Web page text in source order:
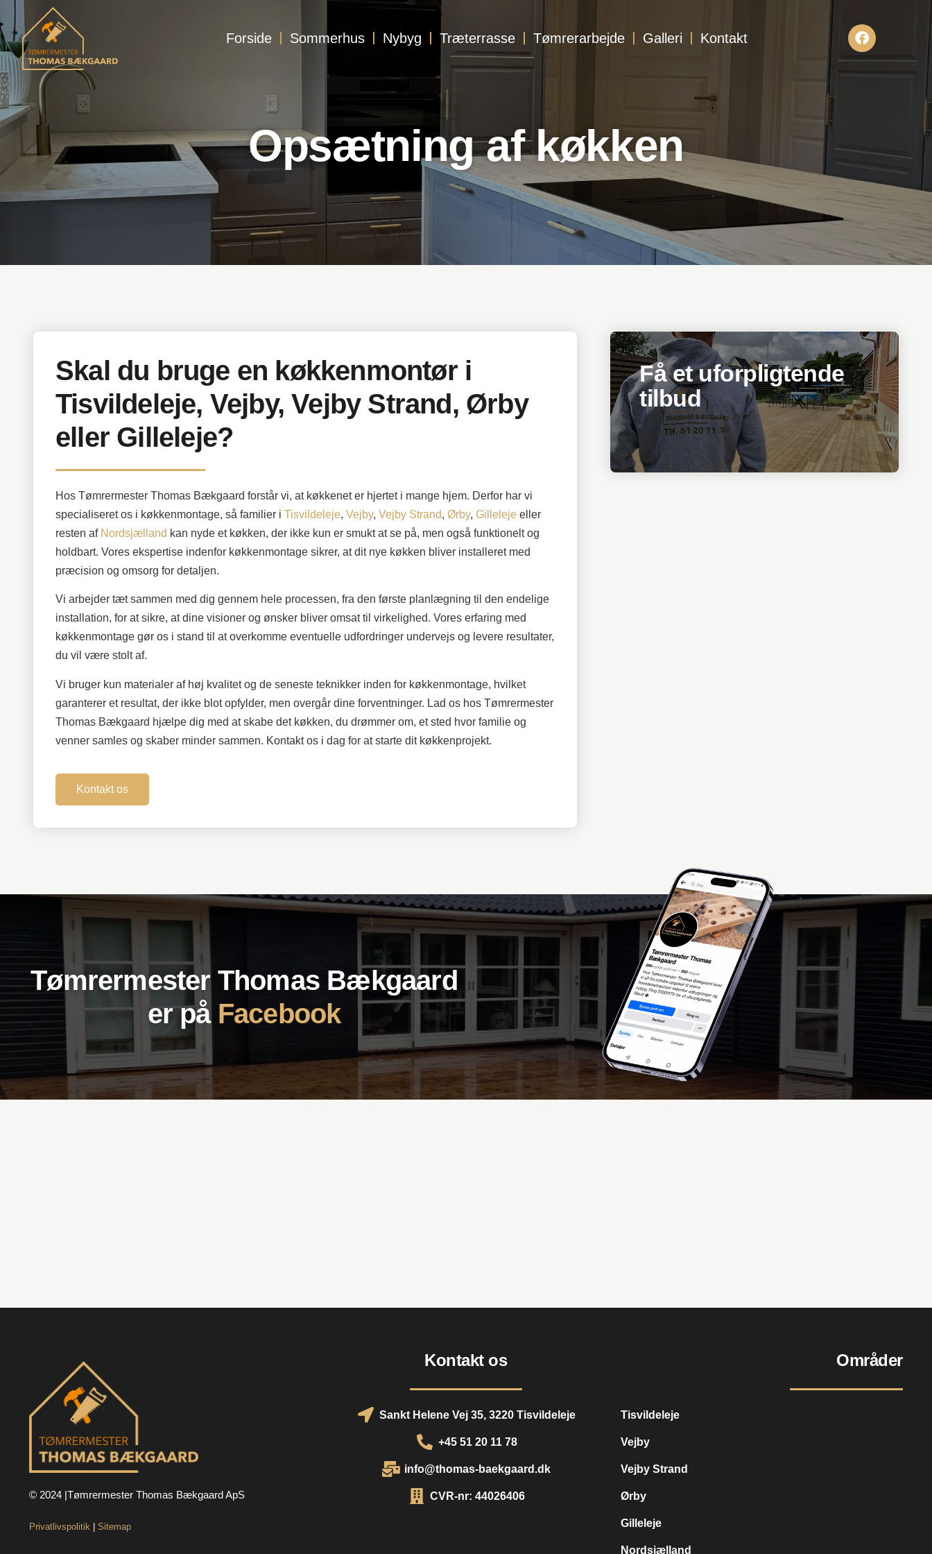
Forside Sommerhus Nybyg Træterrasse Tømrerarbejde Galleri Kontakt
Opsætning af køkken
Skal du bruge en køkkenmontør i
Tisvildeleje, Vejby, Vejby Strand, Ørby
eller Gilleleje?
Hos Tømrermester Thomas Bækgaard forstår vi, at køkkenet er hjertet i mange hjem. Derfor har vi
specialiseret os i køkkenmontage, så familier i Tisvildeleje, Vejby, Vejby Strand, Ørby, Gilleleje eller
resten af Nordsjælland kan nyde et køkken, der ikke kun er smukt at se på, men også funktionelt og
holdbart. Vores ekspertise indenfor køkkenmontage sikrer, at dit nye køkken bliver installeret med
præcision og omsorg for detaljen.
Vi arbejder tæt sammen med dig gennem hele processen, fra den første planlægning til den endelige
installation, for at sikre, at dine visioner og ønsker bliver omsat til virkelighed. Vores erfaring med
køkkenmontage gør os i stand til at overkomme eventuelle udfordringer undervejs og levere resultater,
du vil være stolt af.
Vi bruger kun materialer af høj kvalitet og de seneste teknikker inden for køkkenmontage, hvilket
garanterer et resultat, der ikke blot opfylder, men overgår dine forventninger. Lad os hos Tømrermester
Thomas Bækgaard hjælpe dig med at skabe det køkken, du drømmer om, et sted hvor familie og
venner samles og skaber minder sammen. Kontakt os i dag for at starte dit køkkenprojekt.
Kontakt os
Få et uforpligtende
tilbud
Tømrermester Thomas Bækgaard
er ​påFacebook
© 2024 |Tømrermester Thomas Bækgaard ApS
Privatlivspolitik Sitemap
Kontakt os
Sankt Helene Vej 35, 3220 Tisvildeleje
+45 51 20 11 78
info@thomas-baekgaard.dk
CVR-nr: 44026406
Områder
Tisvildeleje
Vejby
Vejby Strand
Ørby
Gilleleje
Nordsjælland